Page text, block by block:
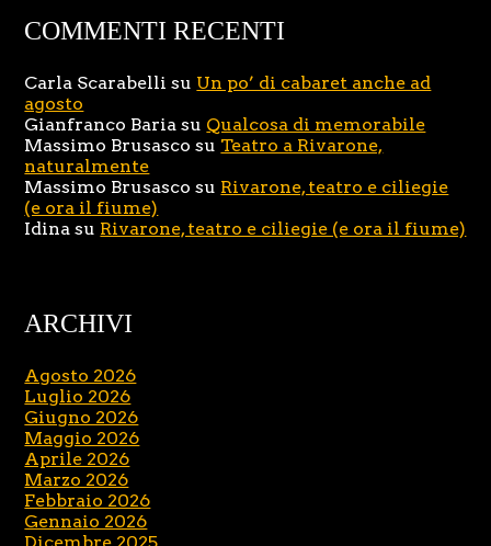
COMMENTI RECENTI
Carla Scarabelli su Un po’ di cabaret anche ad
agosto
Gianfranco Baria su Qualcosa di memorabile
Massimo Brusasco su Teatro a Rivarone,
naturalmente
Massimo Brusasco su Rivarone, teatro e ciliegie
(e ora il fiume)
Idina su Rivarone, teatro e ciliegie (e ora il fiume)
ARCHIVI
Agosto 2026
Luglio 2026
Giugno 2026
Maggio 2026
Aprile 2026
Marzo 2026
Febbraio 2026
Gennaio 2026